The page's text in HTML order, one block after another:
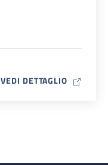
VEDI DETTAGLIO MAP ICON